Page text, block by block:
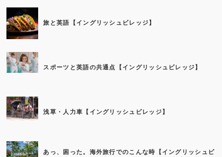
旅と英語【イングリッシュビレッジ】
スポーツと英語の共通点【イングリッシュビレッジ】
浅草・人力車【イングリッシュビレッジ】
あっ、困った。海外旅行でのこんな時【イングリッシュビ